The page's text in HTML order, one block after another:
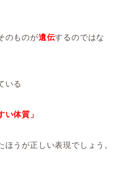
のものが遺伝するのではな
いる
い体質」
うが正しい表現でしょう。